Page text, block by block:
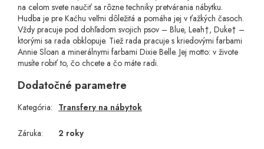
na celom svete naučiť sa rôzne techniky pretvárania nábytku.
Hudba je pre Kaćhu veľmi dôležitá a pomáha jej v ťažkých časoch.
Vždy pracuje pod dohľadom svojich psov – Blue, Leah†, Duke† –
ktorými sa rada obklopuje. Tiež rada pracuje s kriedovými farbami
Annie Sloan a minerálnymi farbami Dixie Belle. Jej motto: v živote
musíte robiť to, čo chcete a čo máte radi.
Dodatočné parametre
Kategória: Transfery na nábytok
Záruka: 2 roky